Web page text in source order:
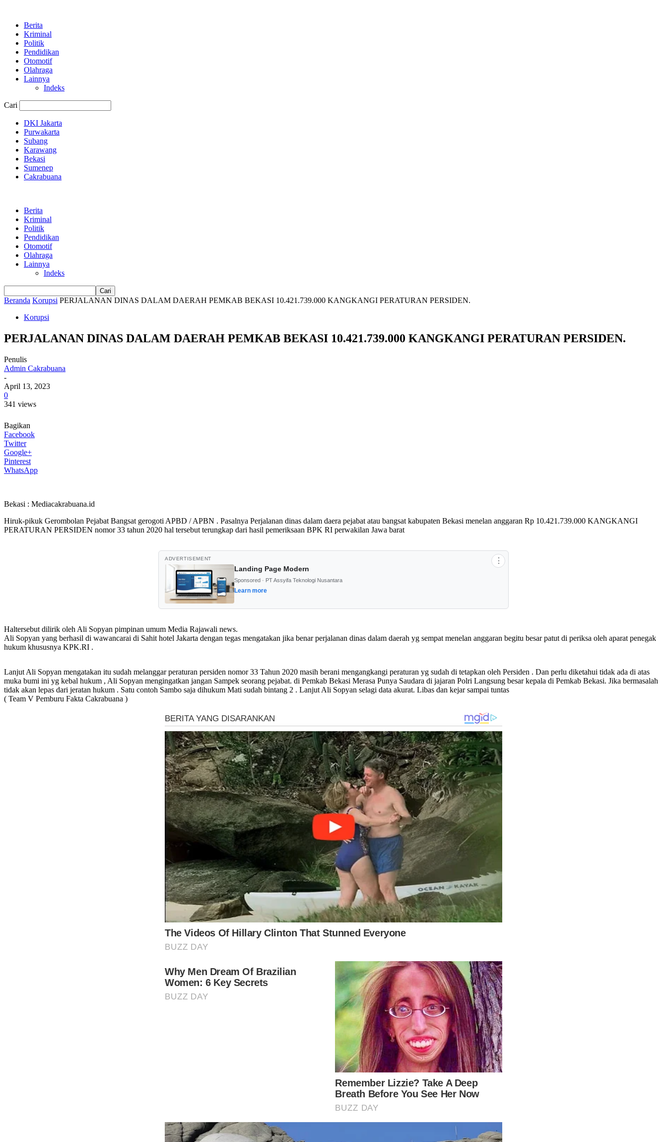
Berita
Kriminal
Politik
Pendidikan
Otomotif
Olahraga
Lainnya
Indeks
Cari
DKI Jakarta
Purwakarta
Subang
Karawang
Bekasi
Sumenep
Cakrabuana
Berita
Kriminal
Politik
Pendidikan
Otomotif
Olahraga
Lainnya
Indeks
Beranda Korupsi PERJALANAN DINAS DALAM DAERAH PEMKAB BEKASI 10.421.739.000 KANGKANGI PERATURAN PERSIDEN.
Korupsi
PERJALANAN DINAS DALAM DAERAH PEMKAB BEKASI 10.421.739.000 KANGKANGI PERATURAN PERSIDEN.
Penulis
Admin Cakrabuana
-
April 13, 2023
0
341 views
Bagikan
Facebook
Twitter
Google+
Pinterest
WhatsApp
Bekasi : Mediacakrabuana.id
Hiruk-pikuk Gerombolan Pejabat Bangsat gerogoti APBD / APBN . Pasalnya Perjalanan dinas dalam daera pejabat atau bangsat kabupaten Bekasi menelan anggaran Rp 10.421.739.000 KANGKANGI
PERATURAN PERSIDEN nomor 33 tahun 2020 hal tersebut terungkap dari hasil pemeriksaan BPK RI perwakilan Jawa barat
ADVERTISEMENT ⋮
Landing Page Modern
Sponsored · PT Assyifa Teknologi Nusantara
Learn more
Haltersebut dilirik oleh Ali Sopyan pimpinan umum Media Rajawali news.
Ali Sopyan yang berhasil di wawancarai di Sahit hotel Jakarta dengan tegas mengatakan jika benar perjalanan dinas dalam daerah yg sempat menelan anggaran begitu besar patut di periksa oleh aparat penegak
hukum khususnya KPK.RI .
Lanjut Ali Sopyan mengatakan itu sudah melanggar peraturan persiden nomor 33 Tahun 2020 masih berani mengangkangi peraturan yg sudah di tetapkan oleh Persiden . Dan perlu diketahui tidak ada di atas
muka bumi ini yg kebal hukum , Ali Sopyan mengingatkan jangan Sampek seorang pejabat. di Pemkab Bekasi Merasa Punya Saudara di jajaran Polri Langsung besar kepala di Pemkab Bekasi. Jika bermasalah
tidak akan lepas dari jeratan hukum . Satu contoh Sambo saja dihukum Mati sudah bintang 2 . Lanjut Ali Sopyan selagi data akurat. Libas dan kejar sampai tuntas
( Team V Pemburu Fakta Cakrabuana )